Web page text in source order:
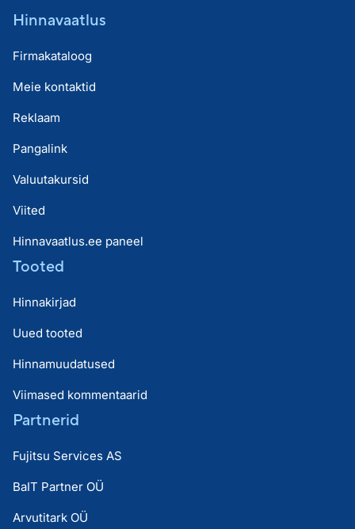
Hinnavaatlus
Firmakataloog
Meie kontaktid
Reklaam
Pangalink
Valuutakursid
Viited
Hinnavaatlus.ee paneel
Tooted
Hinnakirjad
Uued tooted
Hinnamuudatused
Viimased kommentaarid
Partnerid
Fujitsu Services AS
BaIT Partner OÜ
Arvutitark OÜ